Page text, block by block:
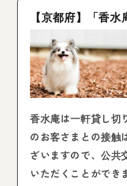
【京都府】「香水
香水庵は一軒貸し切
のお客さまとの接触
ざいますので、公共
いただくことができ